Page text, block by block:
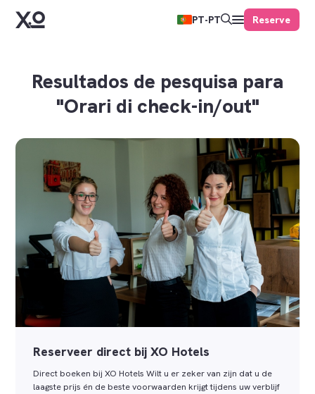
PT-PT Reserve
Resultados de pesquisa para
"Orari di check-in/out"
Reserveer direct bij XO Hotels
Direct boeken bij XO Hotels Wilt u er zeker van zijn dat u de
laagste prijs én de beste voorwaarden krijgt tijdens uw verblijf